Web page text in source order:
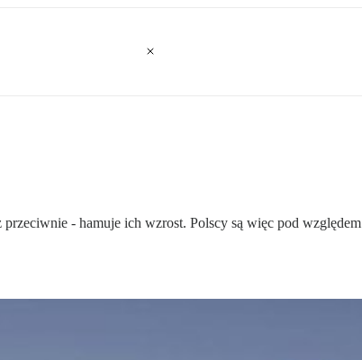
- hamuje ich wzrost. Polscy są więc pod